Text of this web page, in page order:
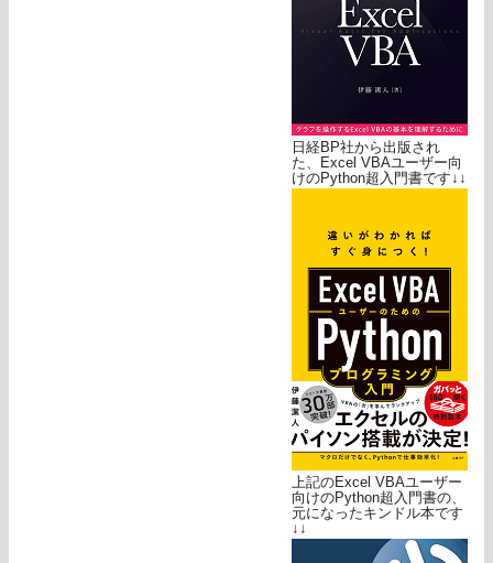
日経BP社から出版され
た、Excel VBAユーザー向
けのPython超入門書です↓↓
上記のExcel VBAユーザー
向けのPython超入門書の、
元になったキンドル本です
↓↓